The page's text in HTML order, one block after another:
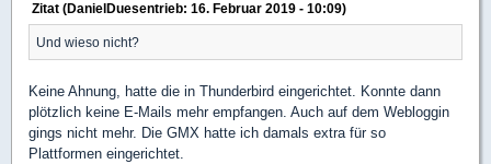
Zitat (DanielDuesentrieb: 16. Februar 2019 - 10:09)
Und wieso nicht?
Keine Ahnung, hatte die in Thunderbird eingerichtet. Konnte dann
plötzlich keine E-Mails mehr empfangen. Auch auf dem Webloggin
gings nicht mehr. Die GMX hatte ich damals extra für so
Plattformen eingerichtet.